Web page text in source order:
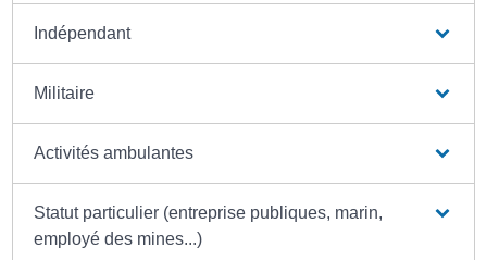
Indépendant
Militaire
Activités ambulantes
Statut particulier (entreprise publiques, marin,
employé des mines...)